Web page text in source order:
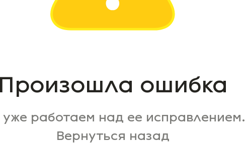
ошибка
работаем над ее исправлением.
Вернуться назад